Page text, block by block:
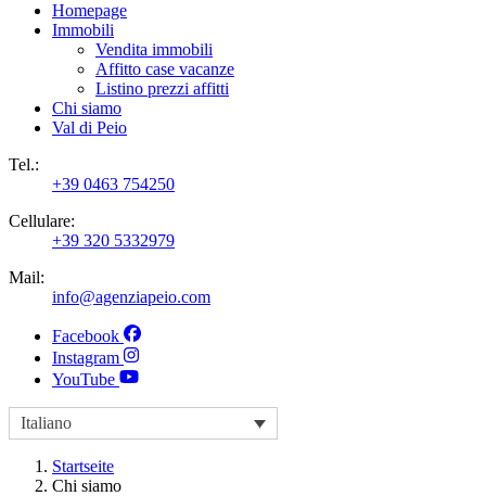
Homepage
Immobili
Vendita immobili
Affitto case vacanze
Listino prezzi affitti
Chi siamo
Val di Peio
Tel.:
+39 0463 754250
Cellulare:
+39 320 5332979
Mail:
info@agenziapeio.com
Facebook
Instagram
YouTube
Italiano
Startseite
Chi siamo